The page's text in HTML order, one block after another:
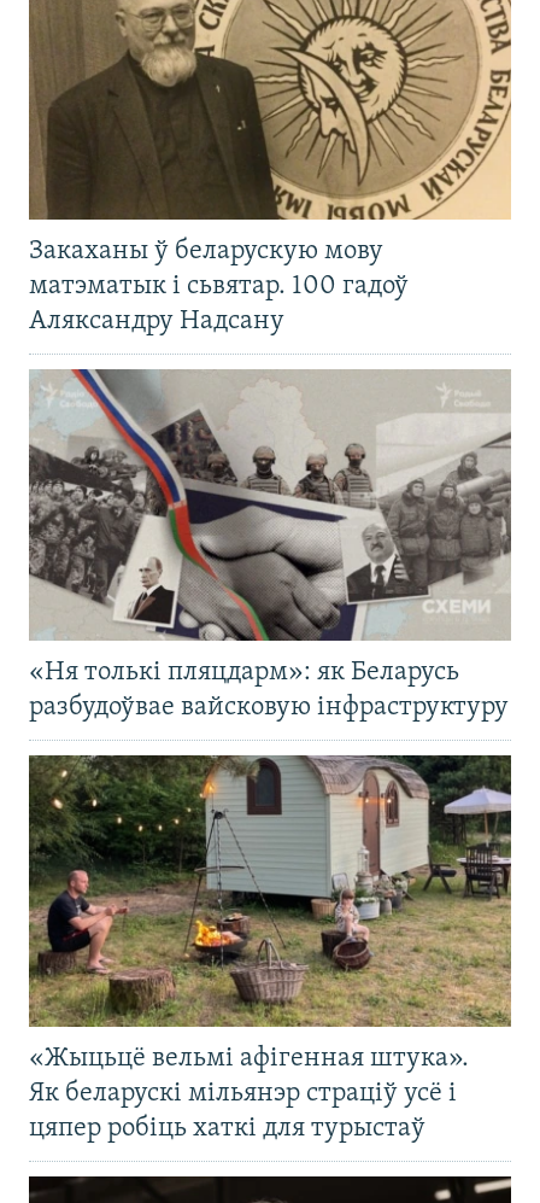
Закаханы ў беларускую мову
матэматык і сьвятар. 100 гадоў
Аляксандру Надсану
«Ня толькі пляцдарм»: як Беларусь
разбудоўвае вайсковую інфраструктуру
«Жыцьцё вельмі афігенная штука».
Як беларускі мільянэр страціў усё і
цяпер робіць хаткі для турыстаў